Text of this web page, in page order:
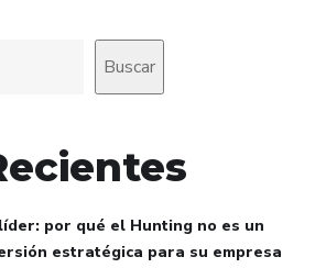
Buscar
por qué el Hunting no es un
estratégica para su empresa